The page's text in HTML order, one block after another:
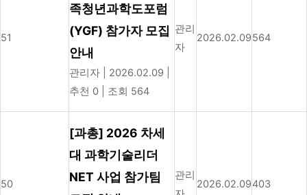
51
족청년과학도포럼
(YGF) 참가자 모집
안내
관리자 2026.02.09
추천 0
조회 564
관리
자
2026.02.09564
50
[과총] 2026 차세
대 과학기술리더
NET 사업 참가팀
관리
2026.02.09403